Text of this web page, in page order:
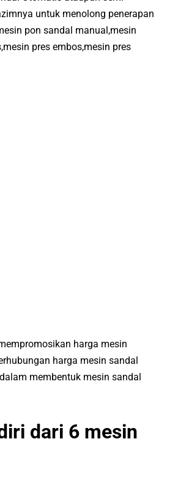
untuk menolong penerapan
pon sandal manual,mesin
pres embos,mesin pres
harga mesin
harga mesin sandal
membentuk mesin sandal
dari 6 mesin